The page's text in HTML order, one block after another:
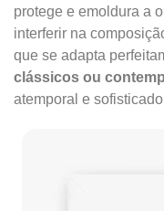
protege e emoldura a
interferir na
que se adapta
clássicos ou
atemporal e